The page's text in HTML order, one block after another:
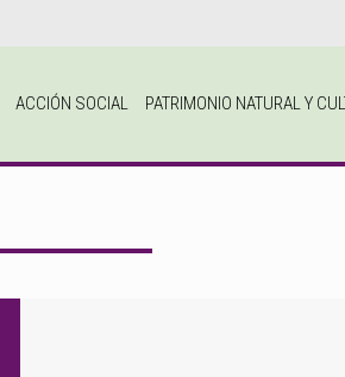
ACCIÓN SOCIAL PATRIMONIO NATURAL Y